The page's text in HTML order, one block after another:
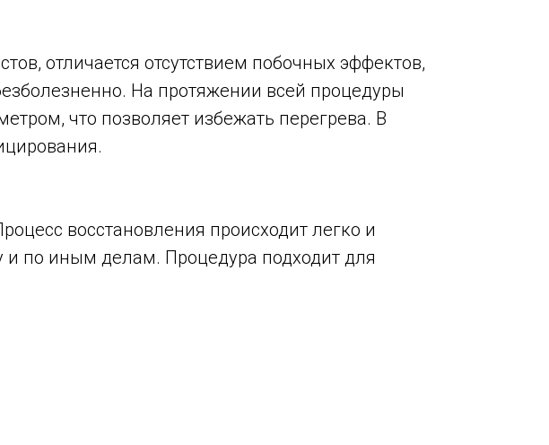
отличается отсутствием побочных эффектов,
На протяжении всей процедуры
что позволяет избежать перегрева. В
восстановления происходит легко и
и по иным делам. Процедура подходит для